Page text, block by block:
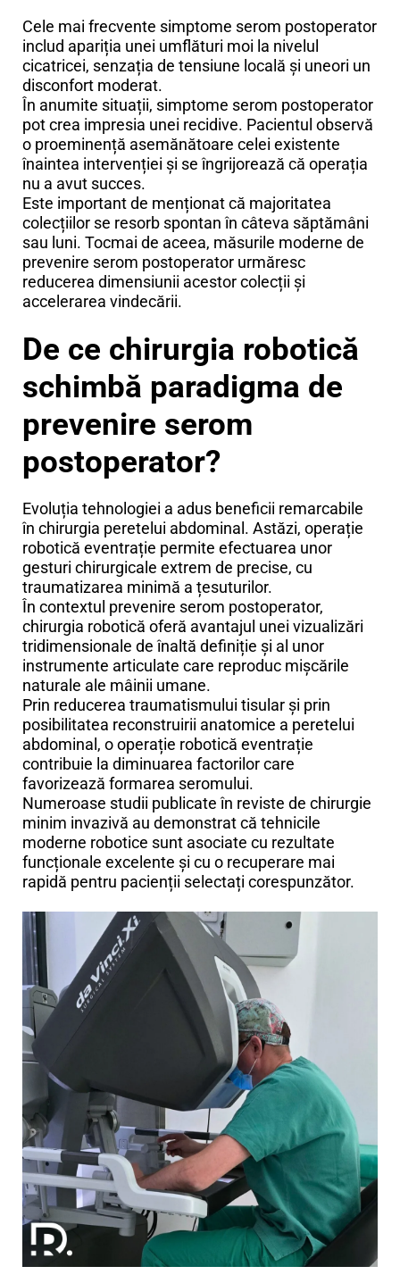
Cele mai frecvente simptome serom postoperator
includ apariția unei umflături moi la nivelul
cicatricei, senzația de tensiune locală și uneori un
disconfort moderat.
În anumite situații, simptome serom postoperator
pot crea impresia unei recidive. Pacientul observă
o proeminență asemănătoare celei existente
înaintea intervenției și se îngrijorează că operația
nu a avut succes.
Este important de menționat că majoritatea
colecțiilor se resorb spontan în câteva săptămâni
sau luni. Tocmai de aceea, măsurile moderne de
prevenire serom postoperator urmăresc
reducerea dimensiunii acestor colecții și
accelerarea vindecării.
De ce chirurgia robotică
schimbă paradigma de
prevenire serom
postoperator?
Evoluția tehnologiei a adus beneficii remarcabile
în chirurgia peretelui abdominal. Astăzi, operație
robotică eventrație permite efectuarea unor
gesturi chirurgicale extrem de precise, cu
traumatizarea minimă a țesuturilor.
În contextul prevenire serom postoperator,
chirurgia robotică oferă avantajul unei vizualizări
tridimensionale de înaltă definiție și al unor
instrumente articulate care reproduc mișcările
naturale ale mâinii umane.
Prin reducerea traumatismului tisular și prin
posibilitatea reconstruirii anatomice a peretelui
abdominal, o operație robotică eventrație
contribuie la diminuarea factorilor care
favorizează formarea seromului.
Numeroase studii publicate în reviste de chirurgie
minim invazivă au demonstrat că tehnicile
moderne robotice sunt asociate cu rezultate
funcționale excelente și cu o recuperare mai
rapidă pentru pacienții selectați corespunzător.